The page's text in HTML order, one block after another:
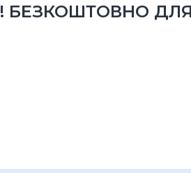
БЕЗКОШТОВНО ДЛЯ